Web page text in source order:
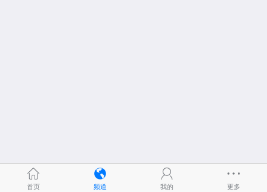
首页 频道 我的 更多